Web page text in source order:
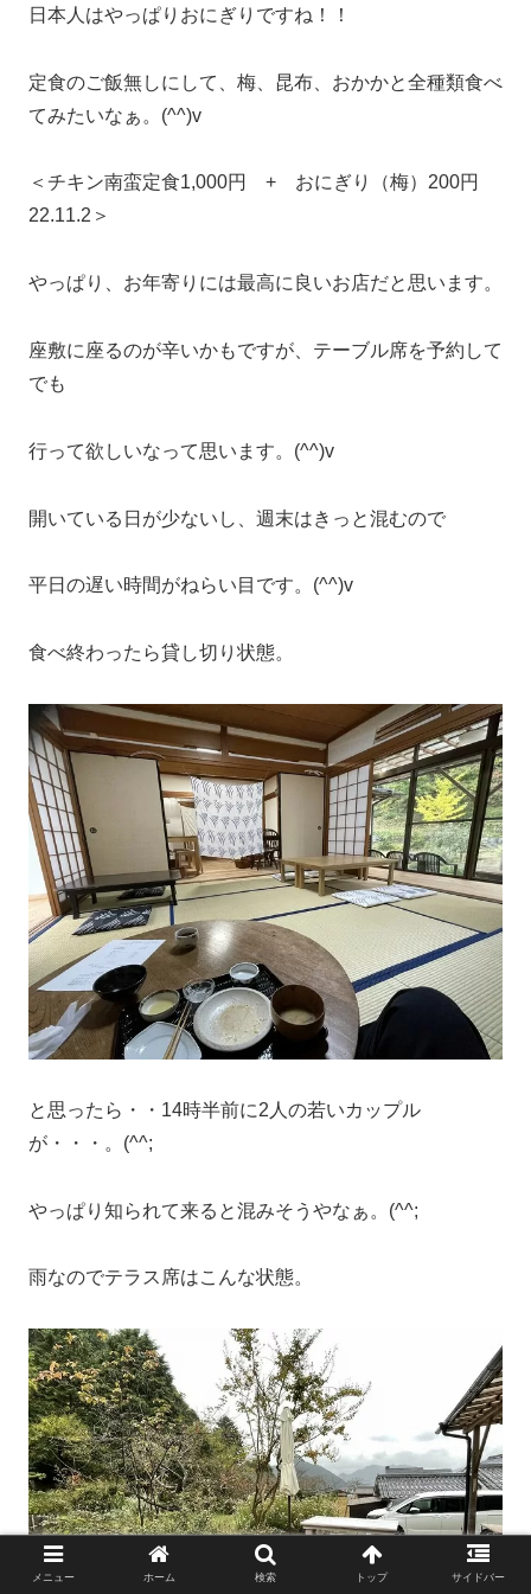
日本人はやっぱりおにぎりですね！！
定食のご飯無しにして、梅、昆布、おかかと全種類食べ
てみたいなぁ。(^^)v
＜チキン南蛮定食1,000円 + おにぎり（梅）200円
22.11.2＞
やっぱり、お年寄りには最高に良いお店だと思います。
座敷に座るのが辛いかもですが、テーブル席を予約して
でも
行って欲しいなって思います。(^^)v
開いている日が少ないし、週末はきっと混むので
平日の遅い時間がねらい目です。(^^)v
食べ終わったら貸し切り状態。
と思ったら・・14時半前に2人の若いカップル
が・・・。(^^;
やっぱり知られて来ると混みそうやなぁ。(^^;
雨なのでテラス席はこんな状態。
メニュー ホーム 検索 トップ サイドバー